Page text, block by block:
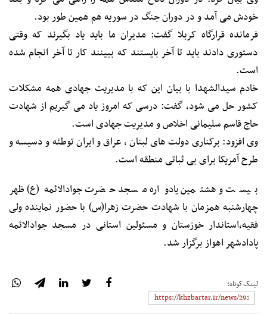
خودش می آمد و در دوران جنگ در سوریه هم همین طور بود.
فرمانده قرارگاه کربلا گفت: مدیران ما باید یاد بگیرند که وقتی
دستوری دادند باید تا آخر بایستند که ببینند کار تا آخر انجام شده
است.
خادم سیدالشهدا با بیان این که با مدیریت جهادی همه مشکلات
کشور حل می شود، گفت: درسی که امروز یاد می گیریم از شهادت
حاج قاسم سلیمانی اخلاص و مدیریت جهادی است.
وی افزود: برکناری دولت های لبنان ، عراق و ایران توطئه و دسیسه و
طرح آمریکا برای بی ثباتی منطقه است.
بیست و هشتمین یادواره مسجد حضرت جوادالائمه(ع) ظهر
چهارشنبه همزمان با شهادت حضرت زهرا(س) با حضور نماینده ولی
فقیه،استاندار خوزستان و مسئولین استانی در مسجد جوادالائمه
پادادشهر اهواز برگزار شد.
لینک‌کوتاه: